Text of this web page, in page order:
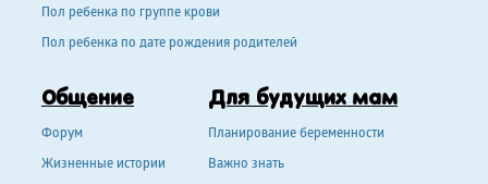
Пол ребенка по группе крови
Пол ребенка по дате рождения родителей
Общение
Форум
Жизненные истории
Для будущих мам
Планирование беременности
Важно знать